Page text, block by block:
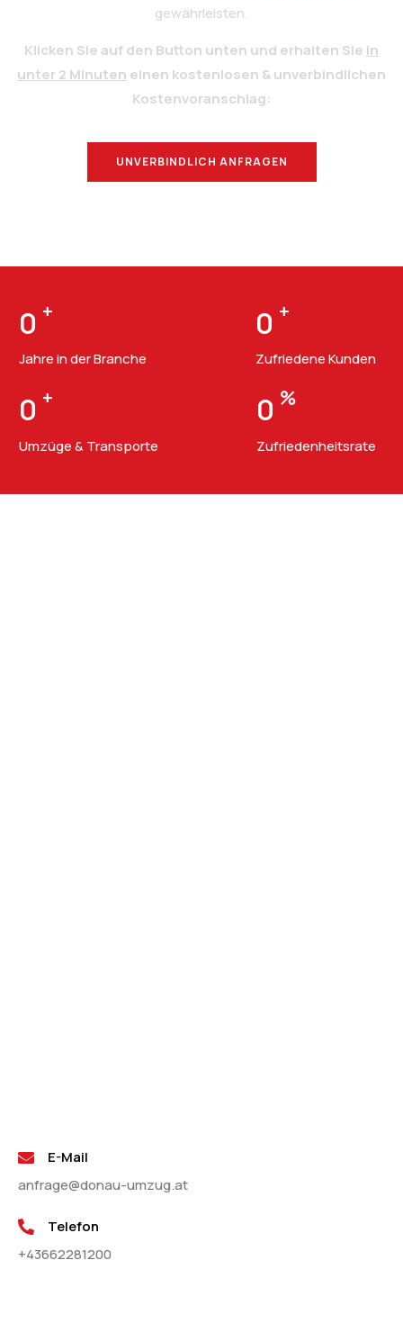
gewährleisten.
Klicken Sie auf den Button unten und erhalten Sie in
unter 2 Minuten einen kostenlosen & unverbindlichen
Kostenvoranschlag:
UNVERBINDLICH ANFRAGEN
0 +
Jahre in der Branche
0 +
Zufriedene Kunden
0 +
Umzüge & Transporte
0 %
Zufriedenheitsrate
E-Mail
anfrage@donau-umzug.at
Telefon
+43662281200